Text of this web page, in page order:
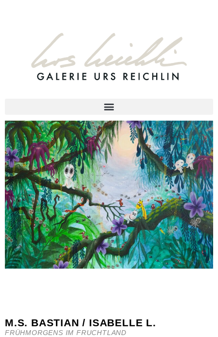
M.S. BASTIAN / ISABELLE L.
FRÜHMORGENS IM FRUCHTLAND